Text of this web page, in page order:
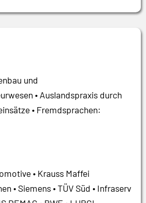
und
• Auslandspraxis durch
• Fremdsprachen:
• Krauss Maffei
• Siemens • TÜV Süd • Infraserv